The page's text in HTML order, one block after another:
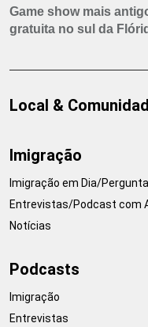
Game show mais
gratuita no sul da
Local &
Imigração
Imigração em Dia/
Entrevistas/Podcast com
Notícias
Podcasts
Imigração
Entrevistas